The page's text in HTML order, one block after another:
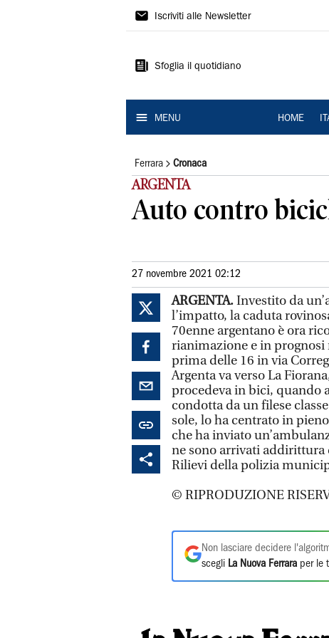
La
Ferrara
Iscriviti alle Newsletter
Sfoglia il quotidiano
MENU HOME
Ferrara Cronaca
ARGENTA
Auto contro
27 novembre 2021 02:12
ARGENTA.Investito da
l’impatto, la caduta
70enne argentano è ora
rianimazione e in prognosi
prima delle 16 in via
Argenta va verso La
procedeva in bici, quando
condotta da un filese
sole, lo ha centrato in
che ha inviato
ne sono arrivati addirittura
Rilievi della polizia
© RIPRODUZIONE
Non lasciare decidere
scegli La Nuova Ferrara per le